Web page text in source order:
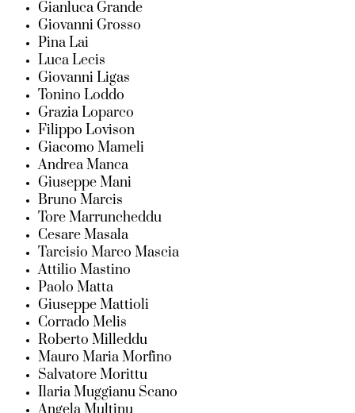
Gianluca Grande
Giovanni Grosso
Pina Lai
Luca Lecis
Giovanni Ligas
Tonino Loddo
Grazia Loparco
Filippo Lovison
Giacomo Mameli
Andrea Manca
Giuseppe Mani
Bruno Marcis
Tore Marruncheddu
Cesare Masala
Tarcisio Marco Mascia
Attilio Mastino
Paolo Matta
Giuseppe Mattioli
Corrado Melis
Roberto Milleddu
Mauro Maria Morfino
Salvatore Morittu
Ilaria Muggianu Scano